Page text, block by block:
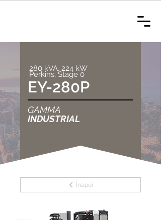
280 kVA, 224 kW
Perkins, Stage 0
EY-280P
GAMMA
INDUSTRIAL
Înapoi